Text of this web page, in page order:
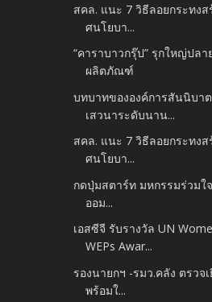
สคล. แนะ 7 วิธีลอยกระทง
ศนโยบา...
“คาราบาวกรุ๊ป” รุกใหญ่ปลา
ผลิตภัณฑ์
บทบาทขององค์การสันนิบา
เสวนาระดับนาน...
สคล. แนะ 7 วิธีลอยกระทง
ศนโยบา...
กดปุ่มสตาร์ท มหกรรมร่วม
ออม...
เอสซีจี รับรางวัล UN
WEPs Awar...
รองนายกฯ -รมว.คลัง ตรวจ
พร้อมใ...